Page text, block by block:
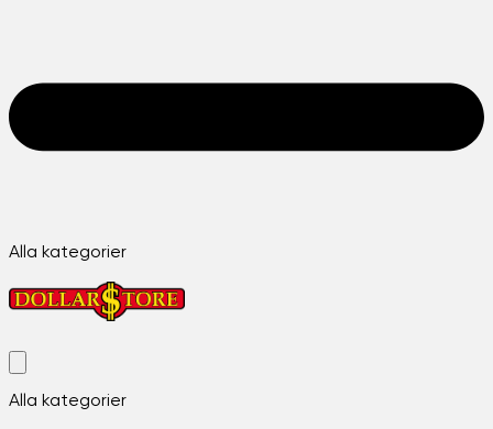
Alla kategorier
Alla kategorier